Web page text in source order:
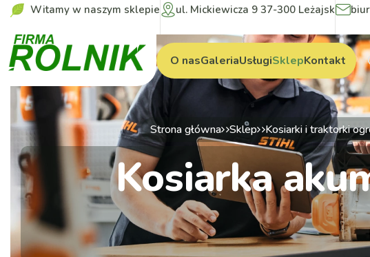
Witamy w naszym sklepie ul. Mickiewicza 9 37-300 Leżajsk
O nasGaleriaUsługiSklepKontakt
Strona główna Sklep Kosiarki i traktorki
Kosiarka